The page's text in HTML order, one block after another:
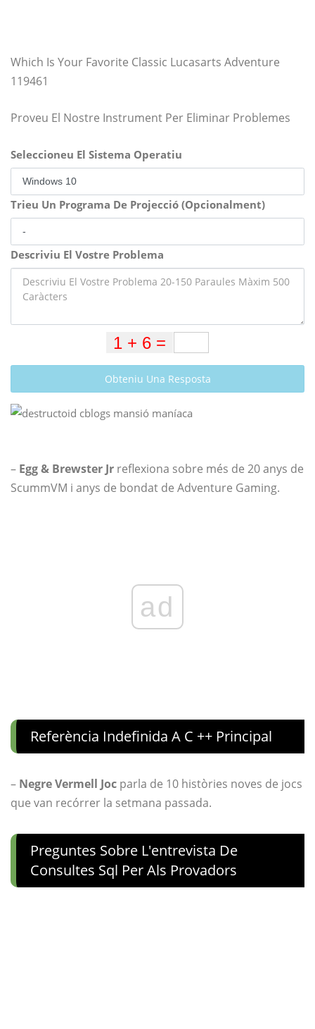
Which Is Your Favorite Classic Lucasarts Adventure
119461
Proveu El Nostre Instrument Per Eliminar Problemes
Seleccioneu El Sistema Operatiu
Trieu Un Programa De Projecció (Opcionalment)
Descriviu El Vostre Problema
Obteniu Una Resposta
– Egg & Brewster Jr reflexiona sobre més de 20 anys de
ScummVM i anys de bondat de Adventure Gaming.
ad
Referència Indefinida A C ++ Principal
– Negre Vermell Joc parla de 10 històries noves de jocs
que van recórrer la setmana passada.
Preguntes Sobre L'entrevista De
Consultes Sql Per Als Provadors